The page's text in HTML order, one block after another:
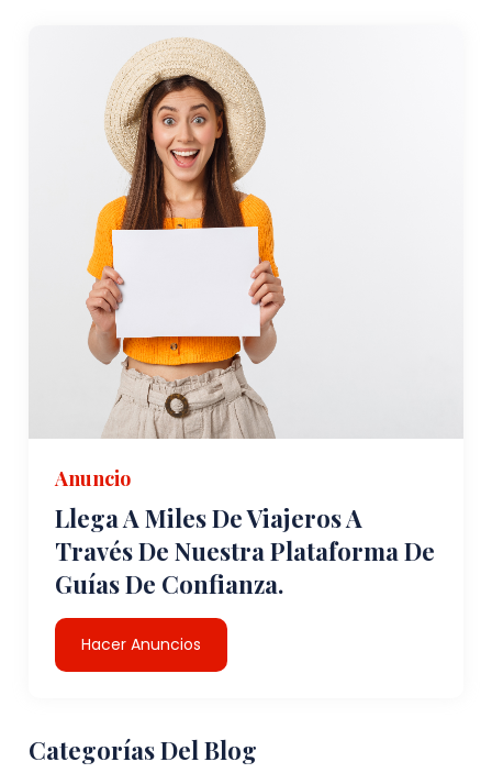
locales de restauración locales para
saborear el auténtico sabor de Cocina Ağrı.
Alojamiento: Ağrı ofrece una variedad de
opciones de alojamiento, incluyendo hoteles,
pensiones y establecimientos económicos.
Muchos de estos están ubicados en el centro
de la ciudad o cerca de atracciones turísticas,
proporcionando un acceso conveniente a
comodidades y servicios.
Anuncio
Llega A Miles De Viajeros A
Través De Nuestra Plataforma De
Guías De Confianza.
Hacer Anuncios
Categorías Del Blog